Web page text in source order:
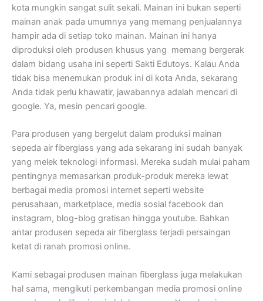
kota mungkin sangat sulit sekali. Mainan ini bukan seperti
mainan anak pada umumnya yang memang penjualannya
hampir ada di setiap toko mainan. Mainan ini hanya
diproduksi oleh produsen khusus yang memang bergerak
dalam bidang usaha ini seperti Sakti Edutoys. Kalau Anda
tidak bisa menemukan produk ini di kota Anda, sekarang
Anda tidak perlu khawatir, jawabannya adalah mencari di
google. Ya, mesin pencari google.
Para produsen yang bergelut dalam produksi mainan
sepeda air fiberglass yang ada sekarang ini sudah banyak
yang melek teknologi informasi. Mereka sudah mulai paham
pentingnya memasarkan produk-produk mereka lewat
berbagai media promosi internet seperti website
perusahaan, marketplace, media sosial facebook dan
instagram, blog-blog gratisan hingga youtube. Bahkan
antar produsen sepeda air fiberglass terjadi persaingan
ketat di ranah promosi online.
Kami sebagai produsen mainan fiberglass juga melakukan
hal sama, mengikuti perkembangan media promosi online